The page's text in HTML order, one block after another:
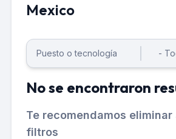
Mexico
No se encontraron
Te recomendamos eliminar
filtros